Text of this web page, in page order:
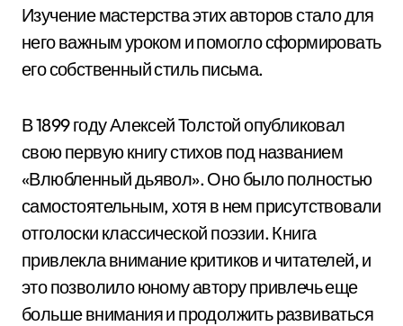
Изучение мастерства этих авторов стало для
него важным уроком и помогло сформировать
его собственный стиль письма.
В 1899 году Алексей Толстой опубликовал
свою первую книгу стихов под названием
«Влюбленный дьявол». Оно было полностью
самостоятельным, хотя в нем присутствовали
отголоски классической поэзии. Книга
привлекла внимание критиков и читателей, и
это позволило юному автору привлечь еще
больше внимания и продолжить развиваться